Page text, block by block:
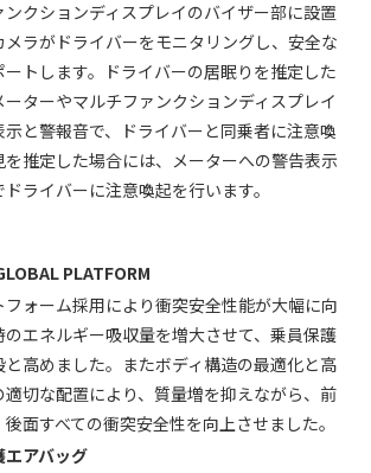
ンクションディスプレイのバイザー部に設置
メラがドライバーをモニタリングし、安全な
トします。ドライバーの居眠りを推定した
ターやマルチファンクションディスプレイ
示と警報音で、ドライバーと同乗者に注意喚
を推定した場合には、メーターへの警告表示
ライバーに注意喚起を行います。
PLATFORM
フォーム採用により衝突安全性能が大幅に向
のエネルギー吸収量を増大させて、乗員保護
と高めました。またボディ構造の最適化と高
適切な配置により、質量増を抑えながら、前
面すべての衝突安全性を向上させました。
エアバッグ